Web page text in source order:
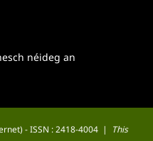
néideg an
- ISSN : 2418-4004 |
This